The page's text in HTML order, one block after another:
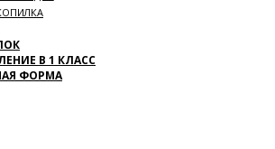
В 1 КЛАСС
ФОРМА